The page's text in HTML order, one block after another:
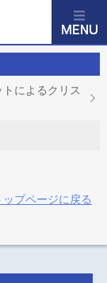
によるクリス
ップページに戻る